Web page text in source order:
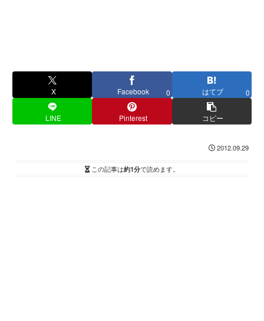
X Facebook 0 はてブ 0
LINE Pinterest コピー
2012.09.29
この記事は約1分で読めます。